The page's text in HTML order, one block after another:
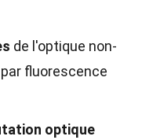
de l'optique non-
fluorescence
optique